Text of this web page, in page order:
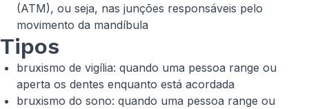
(ATM), ou seja, nas junções responsáveis pelo
movimento da mandíbula
Tipos
bruxismo de vigília: quando uma pessoa range ou
aperta os dentes enquanto está acordada
bruxismo do sono: quando uma pessoa range ou